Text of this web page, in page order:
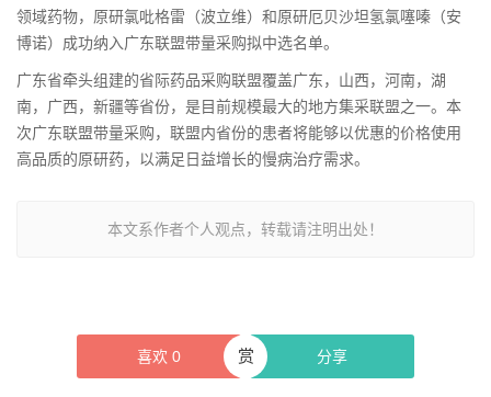
领域药物，原研氯吡格雷（波立维）和原研厄贝沙坦氢氯噻嗪（安
博诺）成功纳入广东联盟带量采购拟中选名单。
广东省牵头组建的省际药品采购联盟覆盖广东，山西，河南，湖
南，广西，新疆等省份，是目前规模最大的地方集采联盟之一。本
次广东联盟带量采购，联盟内省份的患者将能够以优惠的价格使用
高品质的原研药，以满足日益增长的慢病治疗需求。
本文系作者个人观点，转载请注明出处！
喜欢 0 分享
赏